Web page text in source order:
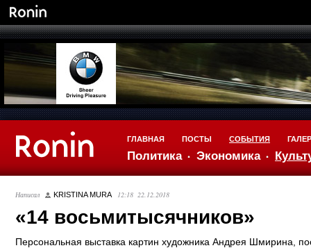
ГЛАВНАЯ
Политика Экономика
ПОСТЫ СОБЫТИЯ
Написал KRISTINA MURA 12:18 22.12.2018
«14 восьмитысячников»
Персональная выставка картин художника Андрея Шмирина,